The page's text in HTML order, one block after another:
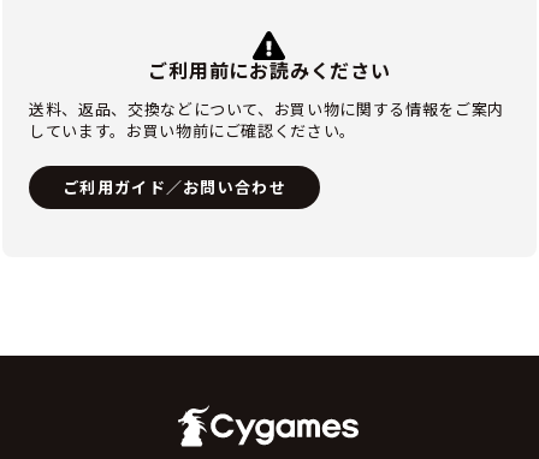
ご利用前にお読みください
送料、返品、交換などについて、お買い物に関する情報をご案内
しています。お買い物前にご確認ください。
ご利用ガイド／お問い合わせ